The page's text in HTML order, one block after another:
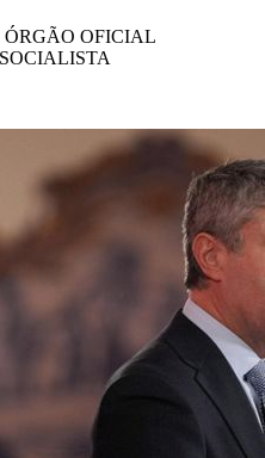
OFICIAL